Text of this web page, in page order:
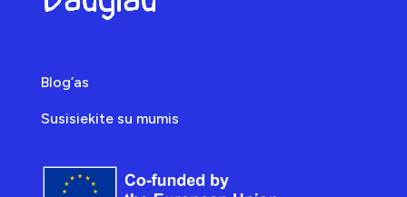
Blog’as
Susisiekite su mumis